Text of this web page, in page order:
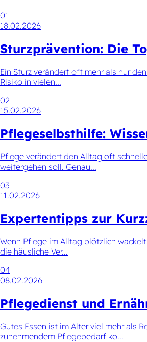
01
18.02.2026
Sturzprävention: Die
Ein Sturz verändert oft mehr als nur
Risiko in vielen...
02
15.02.2026
Pflegeselbsthilfe:
Pflege verändert den Alltag oft
weitergehen soll. Genau...
03
11.02.2026
Expertentipps zur
Wenn Pflege im Alltag plötzlich
die häusliche Ver...
04
08.02.2026
Pflegedienst und
Gutes Essen ist im Alter viel mehr als
zunehmendem Pflegebedarf ko...